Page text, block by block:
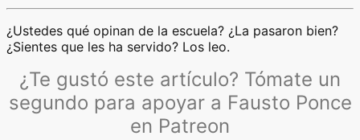
¿Ustedes qué opinan de la escuela? ¿La pasaron bien?
¿Sientes que les ha servido? Los leo.
¿Te gustó este artículo? Tómate un
segundo para apoyar a Fausto Ponce
en Patreon